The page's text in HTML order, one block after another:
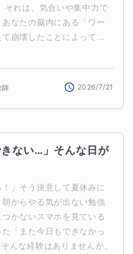
それは、気合いや集中力で
なたの脳内にある「ワー
崩壊したことによって...
師 2026/7/21
きない…」そんな日が
」そう決意して夏休みに
からやる気が出ない勉強
かないスマホを見ている
「また今日もできなかっ
んな経験はありませんか。